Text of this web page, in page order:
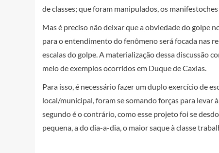
de classes; que foram manipulados, os
Mas é preciso não deixar que a obviedade do golpe
para o entendimento do fenômeno será focada nas
escalas do golpe. A materialização dessa discussão
meio de exemplos ocorridos em Duque de Caxias.
Para isso, é necessário fazer um duplo exercício de
local/municipal, foram se somando forças para levar
segundo é o contrário, como esse projeto foi se
pequena, a do dia-a-dia, o maior saque à classe